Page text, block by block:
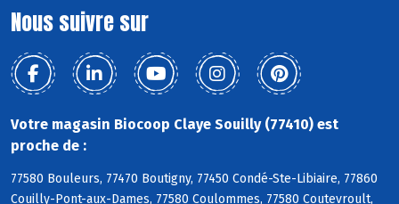
Nous suivre sur
Votre magasin Biocoop Claye Souilly (77410) est
proche de :
77580 Bouleurs, 77470 Boutigny, 77450 Condé-Ste-Libiaire, 77860
Couilly-Pont-aux-Dames, 77580 Coulommes, 77580 Coutevroult,